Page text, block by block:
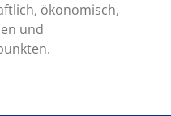
ökonomisch,
und